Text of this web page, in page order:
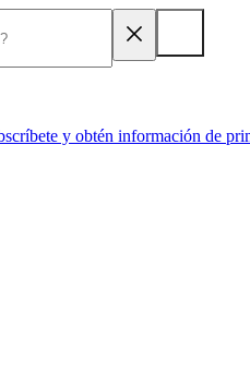
y obtén información de